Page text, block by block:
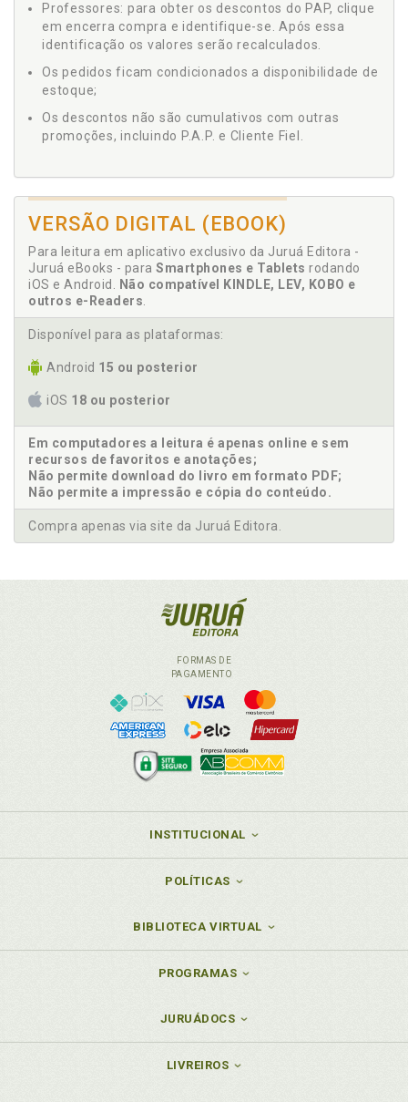
Professores: para obter os descontos do PAP, clique
em encerra compra e identifique-se. Após essa
identificação os valores serão recalculados.
Os pedidos ficam condicionados a disponibilidade de
estoque;
Os descontos não são cumulativos com outras
promoções, incluindo P.A.P. e Cliente Fiel.
VERSÃO DIGITAL (EBOOK)
Para leitura em aplicativo exclusivo da Juruá Editora -
Juruá eBooks - para Smartphones e Tablets rodando
iOS e Android.
Não compatível KINDLE, LEV, KOBO e
outros e-Readers
Disponível para as plataformas:
Android 15 ou posterior
iOS 18 ou posterior
Em computadores a leitura é apenas online e sem
recursos de favoritos e anotações;
Não permite download do livro em formato PDF;
Não permite a impressão e cópia do conteúdo.
Compra apenas via site da Juruá Editora.
FORMAS DE
PAGAMENTO
INSTITUCIONAL
POLÍTICAS
BIBLIOTECA VIRTUAL
PROGRAMAS
JURUÁDOCS
LIVREIROS